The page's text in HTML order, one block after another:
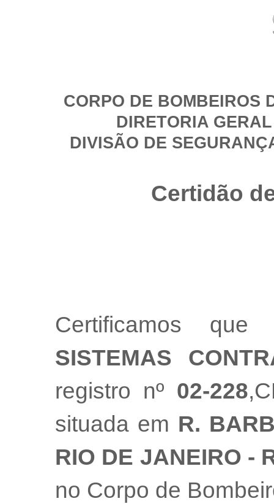
CORPO DE BOMBEIROS
DIRETORIA
DIVISÃO DE
Certidão
Certificamos
SISTEMAS
registro nº 02-228
situada em R.
RIO DE JANEIRO -
no Corpo de